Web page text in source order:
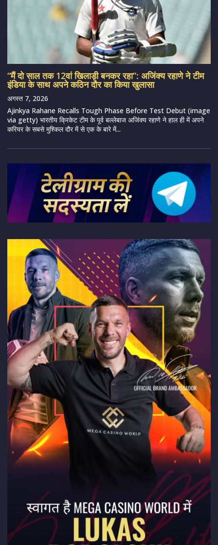
“मैं दो साल तक 12वां खिलाड़ी बनकर रहा”: अजिंक्य रहाणे ने टीम
इंडिया के साथ अपने कठिन दौर का किया खुलासा
अगस्त 7, 2026
Ajinkya Rahane Recalls Tough Phase Before Test Debut (image
via getty) भारतीय क्रिकेट टीम के पूर्व बल्लेबाज अजिंक्य रहाणे ने हाल ही में अपने
करियर के सबसे मुश्किल दौर में से एक के बारे में...